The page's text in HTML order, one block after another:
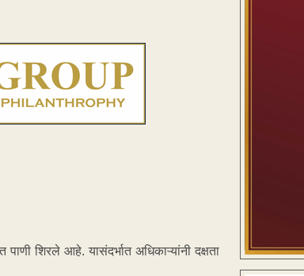
शिरले आहे. यासंदर्भात अधिकाऱ्यांनी दक्षता